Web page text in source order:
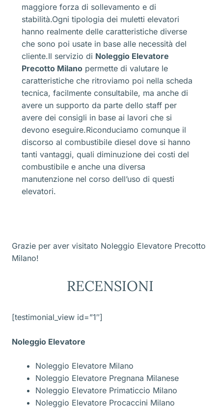
maggiore forza di sollevamento e di
stabilità.Ogni tipologia dei muletti elevatori
hanno realmente delle caratteristiche diverse
che sono poi usate in base alle necessità del
cliente.Il servizio di Noleggio Elevatore
Precotto Milano permette di valutare le
caratteristiche che ritroviamo poi nella scheda
tecnica, facilmente consultabile, ma anche di
avere un supporto da parte dello staff per
avere dei consigli in base ai lavori che si
devono eseguire.Riconduciamo comunque il
discorso al combustibile diesel dove si hanno
tanti vantaggi, quali diminuzione dei costi del
combustibile e anche una diversa
manutenzione nel corso dell’uso di questi
elevatori.
Grazie per aver visitato Noleggio Elevatore Precotto
Milano!
RECENSIONI
[testimonial_view id=”1″]
Noleggio Elevatore
Noleggio Elevatore Milano
Noleggio Elevatore Pregnana Milanese
Noleggio Elevatore Primaticcio Milano
Noleggio Elevatore Procaccini Milano